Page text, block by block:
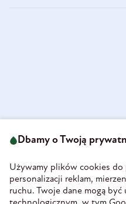
58-160 Świebodzice
REGON 890213034
INFORMACJE
Dbamy o Twoją
Używamy plików cookies do
personalizacji reklam,
ruchu. Twoje dane mogą